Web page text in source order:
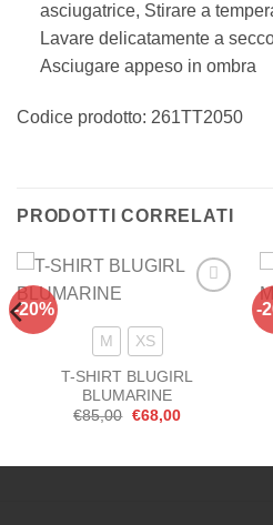
asciugatrice, Stirare a
Lavare delicatamente a
Asciugare appeso in ombra
Codice prodotto: 261TT2050
PRODOTTI CORRELATI
-20%
M XS
T-SHIRT BLUGIRL
BLUMARINE
€85,00 Il
€68,00Il
-